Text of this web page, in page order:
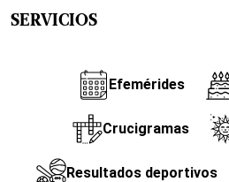
SERVICIOS
Efemérides
Crucigramas
Resultados deportivos